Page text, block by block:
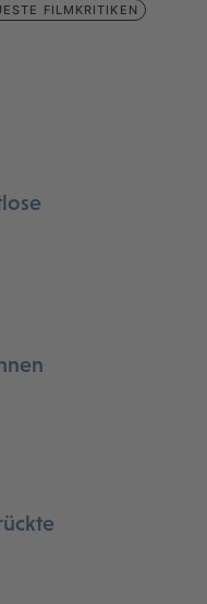
FILMKRITIKEN